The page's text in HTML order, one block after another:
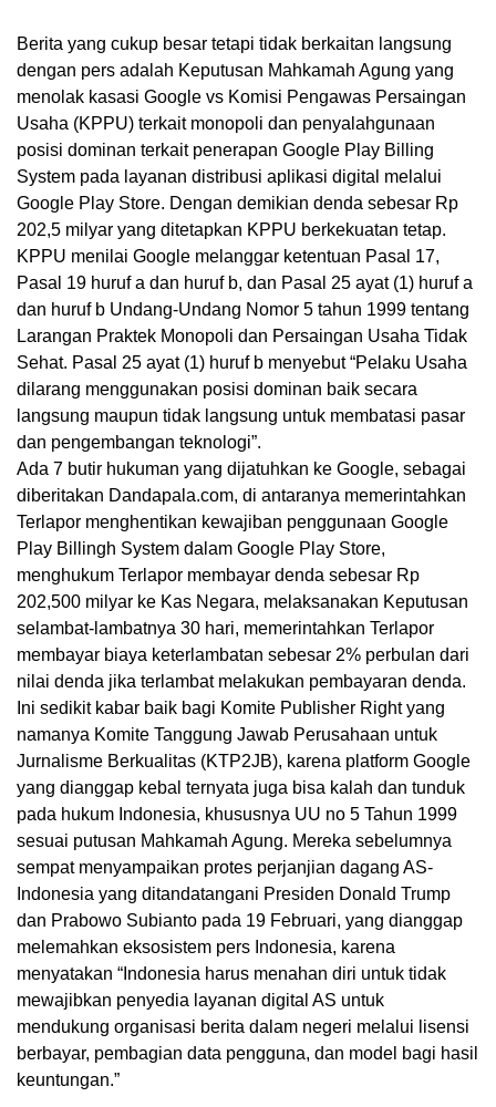
Berita yang cukup besar tetapi tidak berkaitan langsung
dengan pers adalah Keputusan Mahkamah Agung yang
menolak kasasi Google vs Komisi Pengawas Persaingan
Usaha (KPPU) terkait monopoli dan penyalahgunaan
posisi dominan terkait penerapan Google Play Billing
System pada layanan distribusi aplikasi digital melalui
Google Play Store. Dengan demikian denda sebesar Rp
202,5 milyar yang ditetapkan KPPU berkekuatan tetap.
KPPU menilai Google melanggar ketentuan Pasal 17,
Pasal 19 huruf a dan huruf b, dan Pasal 25 ayat (1) huruf a
dan huruf b Undang-Undang Nomor 5 tahun 1999 tentang
Larangan Praktek Monopoli dan Persaingan Usaha Tidak
Sehat. Pasal 25 ayat (1) huruf b menyebut “Pelaku Usaha
dilarang menggunakan posisi dominan baik secara
langsung maupun tidak langsung untuk membatasi pasar
dan pengembangan teknologi”.
Ada 7 butir hukuman yang dijatuhkan ke Google, sebagai
diberitakan Dandapala.com, di antaranya memerintahkan
Terlapor menghentikan kewajiban penggunaan Google
Play Billingh System dalam Google Play Store,
menghukum Terlapor membayar denda sebesar Rp
202,500 milyar ke Kas Negara, melaksanakan Keputusan
selambat-lambatnya 30 hari, memerintahkan Terlapor
membayar biaya keterlambatan sebesar 2% perbulan dari
nilai denda jika terlambat melakukan pembayaran denda.
Ini sedikit kabar baik bagi Komite Publisher Right yang
namanya Komite Tanggung Jawab Perusahaan untuk
Jurnalisme Berkualitas (KTP2JB), karena platform Google
yang dianggap kebal ternyata juga bisa kalah dan tunduk
pada hukum Indonesia, khususnya UU no 5 Tahun 1999
sesuai putusan Mahkamah Agung. Mereka sebelumnya
sempat menyampaikan protes perjanjian dagang AS-
Indonesia yang ditandatangani Presiden Donald Trump
dan Prabowo Subianto pada 19 Februari, yang dianggap
melemahkan eksosistem pers Indonesia, karena
menyatakan “Indonesia harus menahan diri untuk tidak
mewajibkan penyedia layanan digital AS untuk
mendukung organisasi berita dalam negeri melalui lisensi
berbayar, pembagian data pengguna, dan model bagi hasil
keuntungan.”